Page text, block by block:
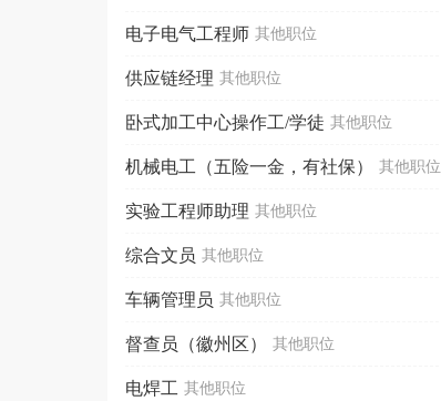
电子电气工程师 其他职位
供应链经理 其他职位
卧式加工中心操作工/学徒 其他职位
机械电工（五险一金，有社保） 其他职位
实验工程师助理 其他职位
综合文员 其他职位
车辆管理员 其他职位
督查员（徽州区） 其他职位
电焊工 其他职位